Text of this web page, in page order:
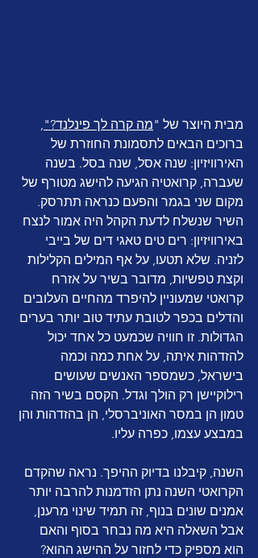
מבית היוצר של "מה קרה לך פינלנד?"
,
ברוכים הבאים לתסמונת החוזרת של
האירוויזיון: שנה אסל, שנה בסל. בשנה
שעברה, קרואטיה הגיעה להישג מטורף של
מקום שני בגמר והפעם כנראה תתרסק.
השיר שנשלח לדעת הקהל היה אמור לנצח
באירוויזיון: רים טים טאגי דים של בייבי
לזניה. שלא תטעו, על אף המילים הקלילות
וקצת טפשיות, מדובר בשיר על אזרח
קרואטי שמעוניין להיפרד מהחיים העלובים
והדלים בכפר לטובת עתיד טוב יותר בערים
הגדולות. זו חוויה שכמעט כל אחד יכול
להזדהות איתה, על אחת כמה וכמה
בישראל, כשמספר האנשים שעושים
רילוקיישן רק הולך וגדל. הקסם בשיר הזה
טמון הן במסר האוניברסלי, הן בהזדהות והן
במבצע עצמו, כפרה עליו.
השנה, קיבלנו בדיוק ההיפך. נראה שהקדם
הקרואטי השנה נתן הזדמנות להרבה יותר
אמנים שונים בנוף, זה תמיד שינוי מרענן,
אבל השאלה היא מה נבחר בסוף והאם
הוא מספיק כדי לחזור על ההישג ההוא?